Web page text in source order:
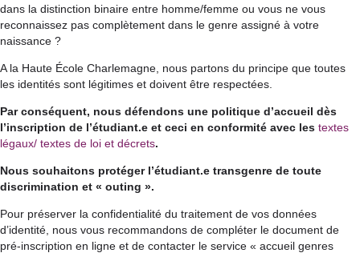
dans la distinction binaire entre homme/femme ou vous ne vous
reconnaissez pas complètement dans le genre assigné à votre
naissance ?
A la Haute École Charlemagne, nous partons du principe que toutes
les identités sont légitimes et doivent être respectées.
Par conséquent, nous défendons une politique d’accueil dès
l’inscription de l’étudiant.e et ceci en conformité avec les textes
légaux/ textes de loi et décrets.
Nous souhaitons protéger l’étudiant.e transgenre de toute
discrimination et « outing ».
Pour préserver la confidentialité du traitement de vos données
d’identité, nous vous recommandons de compléter le document de
pré-inscription en ligne et de contacter le service « accueil genres